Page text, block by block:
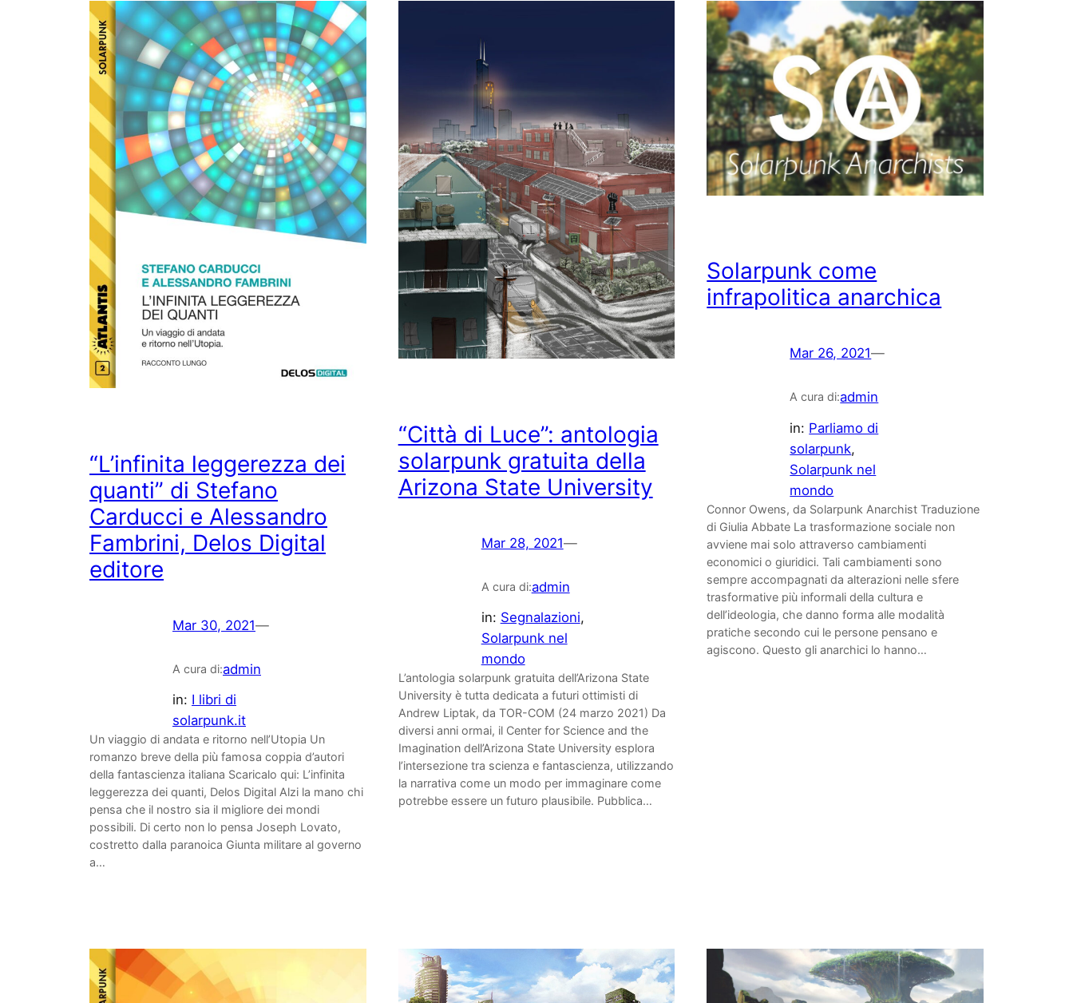
“L’infinita leggerezza dei
quanti” di Stefano
Carducci e Alessandro
Fambrini, Delos Digital
editore
Mar 30, 2021—
A cura di:admin
in: I libri di
solarpunk.it
Un viaggio di andata e ritorno nell’Utopia Un
romanzo breve della più famosa coppia d’autori
della fantascienza italiana Scaricalo qui: L’infinita
leggerezza dei quanti, Delos Digital Alzi la mano chi
pensa che il nostro sia il migliore dei mondi
possibili. Di certo non lo pensa Joseph Lovato,
costretto dalla paranoica Giunta militare al governo
a…
“Città di Luce”: antologia
solarpunk gratuita della
Arizona State University
Mar 28, 2021—
A cura di:admin
in: Segnalazioni
Solarpunk nel
mondo
L’antologia solarpunk gratuita dell’Arizona State
University è tutta dedicata a futuri ottimisti di
Andrew Liptak, da TOR-COM (24 marzo 2021) Da
diversi anni ormai, il Center for Science and the
Imagination dell’Arizona State University esplora
l’intersezione tra scienza e fantascienza, utilizzando
la narrativa come un modo per immaginare come
potrebbe essere un futuro plausibile. Pubblica…
Solarpunk come
infrapolitica anarchica
Mar 26, 2021—
A cura di:admin
in: Parliamo di
solarpunk
Solarpunk nel
mondo
Connor Owens, da Solarpunk Anarchist Traduzione
di Giulia Abbate La trasformazione sociale non
avviene mai solo attraverso cambiamenti
economici o giuridici. Tali cambiamenti sono
sempre accompagnati da alterazioni nelle sfere
trasformative più informali della cultura e
dell’ideologia, che danno forma alle modalità
pratiche secondo cui le persone pensano e
agiscono. Questo gli anarchici lo hanno…